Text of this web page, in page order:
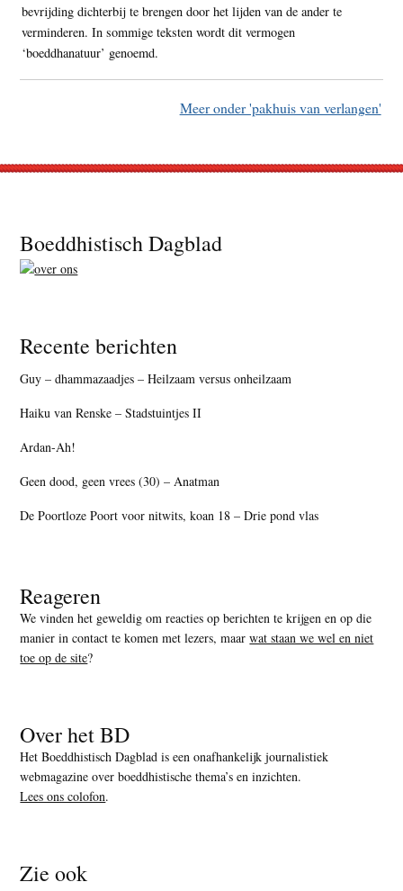
bevrijding dichterbij te brengen door het lijden van de ander te
verminderen. In sommige teksten wordt dit vermogen
‘boeddhanatuur’ genoemd.
Meer onder 'pakhuis van verlangen'
Footer
Boeddhistisch Dagblad
Recente berichten
Guy – dhammazaadjes – Heilzaam versus onheilzaam
Haiku van Renske – Stadstuintjes II
Ardan-Ah!
Geen dood, geen vrees (30) – Anatman
De Poortloze Poort voor nitwits, koan 18 – Drie pond vlas
Reageren
We vinden het geweldig om reacties op berichten te krijgen en op die
manier in contact te komen met lezers, maarwat staan we wel en niet
toe op de site?
Over het BD
Het Boeddhistisch Dagblad is een onafhankelijk journalistiek
webmagazine over boeddhistische thema’s en inzichten.
Lees ons colofon.
Zie ook